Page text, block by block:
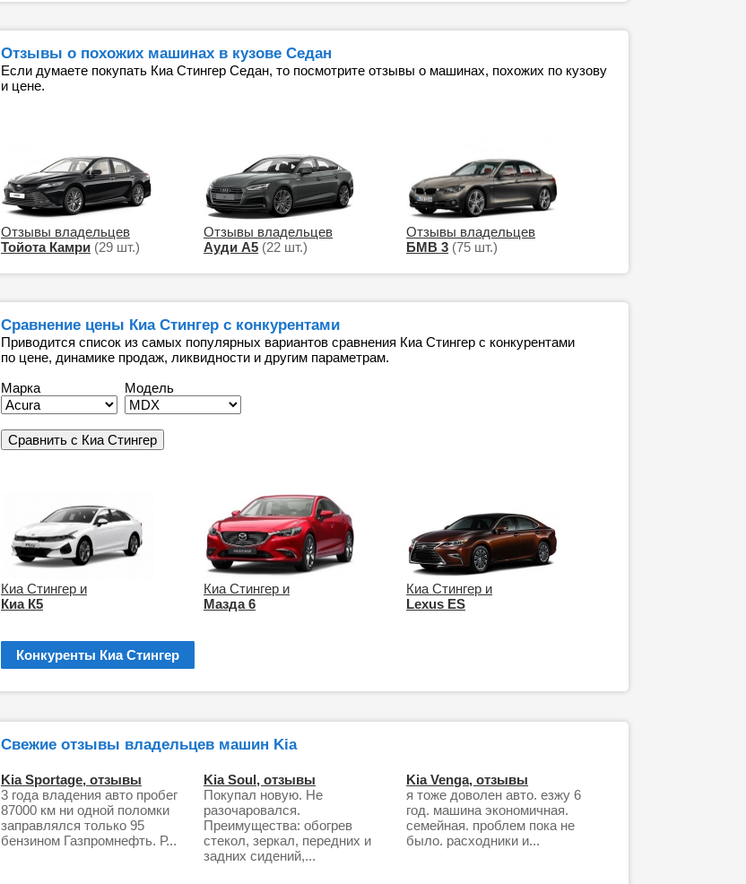
Отзывы о похожих машинах в кузове Седан
Если думаете покупать Киа Стингер Седан, то посмотрите отзывы о машинах, похожих по кузову
и цене.
Отзывы владельцев
Тойота Камри (29 шт.)
Отзывы владельцев
Ауди А5 (22 шт.)
Отзывы владельцев
БМВ 3 (75 шт.)
Сравнение цены Киа Стингер с конкурентами
Приводится список из самых популярных вариантов сравнения Киа Стингер с конкурентами
по цене, динамике продаж, ликвидности и другим параметрам.
Марка
Модель
Киа Стингер и
Киа К5
Киа Стингер и
Мазда 6
Киа Стингер и
Lexus ES
Конкуренты Киа Стингер
Свежие отзывы владельцев машин Kia
Kia Sportage, отзывы
3 года владения авто пробег
87000 км ни одной поломки
заправлялся только 95
бензином Газпромнефть. Р...
Kia Soul, отзывы
Покупал новую. Не
разочаровался.
Преимущества: обогрев
стекол, зеркал, передних и
задних сидений,...
Kia Venga, отзывы
я тоже доволен авто. езжу 6
год. машина экономичная.
семейная. проблем пока не
было. расходники и...